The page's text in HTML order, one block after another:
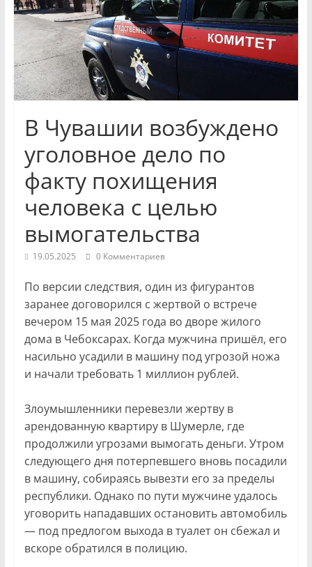
и
экономики
Новости
Чувашской
Чебоксар.
События
происшествия,
интервью,
инсайды.
В Чувашии возбуждено
уголовное дело по
факту похищения
человека с целью
вымогательства
19.05.2025 0 Комментариев
По версии следствия, один из фигурантов
заранее договорился с жертвой о встрече
вечером 15 мая 2025 года во дворе жилого
дома в Чебоксарах. Когда мужчина пришёл, его
насильно усадили в машину под угрозой ножа
и начали требовать 1 миллион рублей.
Злоумышленники перевезли жертву в
арендованную квартиру в Шумерле, где
продолжили угрозами вымогать деньги. Утром
следующего дня потерпевшего вновь посадили
в машину, собираясь вывезти его за пределы
республики. Однако по пути мужчине удалось
уговорить нападавших остановить автомобиль
— под предлогом выхода в туалет он сбежал и
вскоре обратился в полицию.